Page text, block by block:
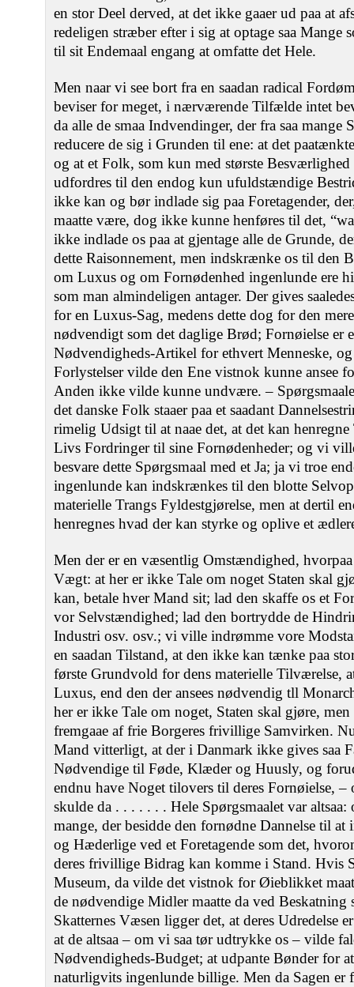
en stor Deel derved, at det ikke gaaer ud paa at
redeligen stræber efter i sig at optage saa
til sit Endemaal engang at omfatte det Hele.
Men naar vi see bort fra en saadan radical
beviser for meget, i nærværende Tilfælde intet
da alle de smaa Indvendinger, der fra saa
reducere de sig i Grunden til ene: at det
og at et Folk, som kun med største
udfordres til den endog kun ufuldstændige
ikke kan og bør indlade sig paa Foretagender,
maatte være, dog ikke kunne henføres til det,
ikke indlade os paa at gjentage alle de Grunde,
dette Raisonnement, men indskrænke os til den
om Luxus og om Fornødenhed ingenlunde ere
som man almindeligen antager. Der gives
for en Luxus-Sag, medens dette dog for den
nødvendigt som det daglige Brød; Fornøielse er
Nødvendigheds-Artikel for ethvert Menneske,
Forlystelser vilde den Ene vistnok kunne ansee
Anden ikke vilde kunne undvære. –
det danske Folk staaer paa et saadant
rimelig Udsigt til at naae det, at det kan
Livs Fordringer til sine Fornødenheder; og vi
besvare dette Spørgsmaal med et Ja; ja vi troe
ingenlunde kan indskrænkes til den blotte
materielle Trangs Fyldestgjørelse, men at dertil
henregnes hvad der kan styrke og oplive et
Men der er en væsentlig Omstændighed,
Vægt: at her er ikke Tale om noget Staten skal
kan, betale hver Mand sit; lad den skaffe os et
vor Selvstændighed; lad den bortrydde de
Industri osv. osv.; vi ville indrømme vore
en saadan Tilstand, at den ikke kan tænke paa
første Grundvold for dens materielle Tilværelse,
Luxus, end den der ansees nødvendig tll
her er ikke Tale om noget, Staten skal gjøre,
fremgaae af frie Borgeres frivillige Samvirken.
Mand vitterligt, at der i Danmark ikke gives saa
Nødvendige til Føde, Klæder og Huusly, og
endnu have Noget tilovers til deres Fornøielse, –
skulde da . . . . . . . Hele Spørgsmaalet var altsaa:
mange, der besidde den fornødne Dannelse til at
og Hæderlige ved et Foretagende som det,
deres frivillige Bidrag kan komme i Stand. Hvis
Museum, da vilde det vistnok for Øieblikket
de nødvendige Midler maatte da ved Beskatning
Skatternes Væsen ligger det, at deres Udredelse
at de altsaa – om vi saa tør udtrykke os – vilde
Nødvendigheds-Budget; at udpante Bønder for
naturligvits ingenlunde billige. Men da Sagen